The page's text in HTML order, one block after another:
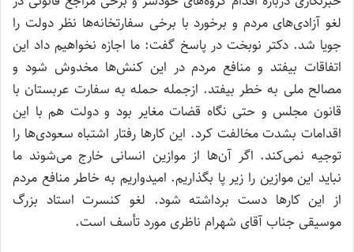
لغو آزادی‌های مردم و برخورد با برخی سفارتخانه‌ها نظر دولت را
جویا شد. دکتر نوبخت در پاسخ گفت: ما اجازه نخواهیم داد این
اتفاقات بیفتد و منافع مردم در این کنش‌ها مخدوش شود و
مصالح ملی به خطر بیفتد. ازجمله حمله به سفارت عربستان با
قانون مجلس و حتی نگاه قضات مغایر بود و دولت هم با این
اقدامات بشدت مخالفت کرد. این کارها رفتار اشتباه سعودی‌ها را
توجیه نمی‌کند. اگر آن‌ها از موازین انسانی خارج می‌شوند ما
نباید این موازین را زیر پا بگذاریم. امیدواریم به خاطر منافع مردم
از این کارها دست برداشته شود. لغو کنسرت استاد بزرگ
موسیقی جناب آقای شهرام ناظری مورد تأسف است.